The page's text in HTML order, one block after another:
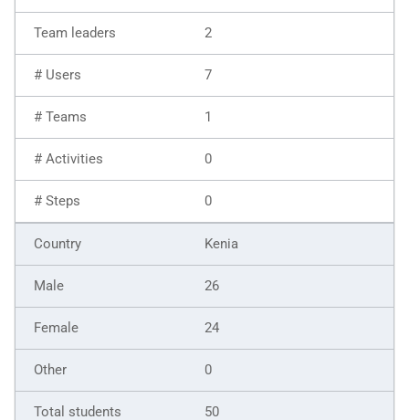
2
7
1
0
0
Kenia
26
24
0
50